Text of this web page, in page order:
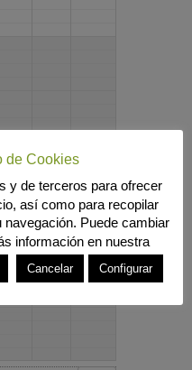
de Cookies
y de terceros para ofrecer
así como para recopilar
Puede cambiar
información en nuestra
Cancelar Configurar